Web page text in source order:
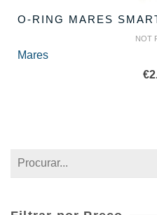
O-RING MARES
NOT
Mares
€
Search